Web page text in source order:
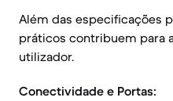
Além das especificações
práticos contribuem para
utilizador.
Conectividade e Portas: